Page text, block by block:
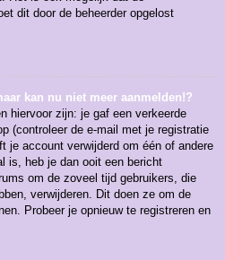
dit door de beheerder opgelost
kan nu niet meer aanmelden!?
hiervoor zijn: je gaf een verkeerde
(controleer de e-mail met je registratie
je account verwijderd om één of andere
is, heb je dan ooit een bericht
om de zoveel tijd gebruikers, die
verwijderen. Dit doen ze om de
Probeer je opnieuw te registreren en